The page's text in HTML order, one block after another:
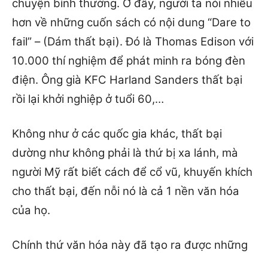
chuyện bình thường. Ở đây, người ta nói nhiều
hơn về những cuốn sách có nội dung “Dare to
fail” – (Dám thất bại). Đó là Thomas Edison với
10.000 thí nghiệm để phát minh ra bóng đèn
điện. Ông già KFC Harland Sanders thất bại
rồi lại khởi nghiệp ở tuổi 60,…
Không như ở các quốc gia khác, thất bại
dường như không phải là thứ bị xa lánh, mà
người Mỹ rất biết cách để cổ vũ, khuyến khích
cho thất bại, đến nỗi nó là cả 1 nền văn hóa
của họ.
Chính thứ văn hóa này đã tạo ra được những